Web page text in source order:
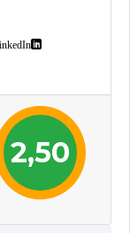
2,50